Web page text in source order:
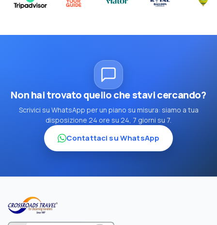
Non hai trovato quello che stavi cercando?
Scrivici su WhatsApp per un piano su misura: siamo a tua
disposizione 24 ore su 24, 7 giorni su 7.
Contattaci su WhatsApp